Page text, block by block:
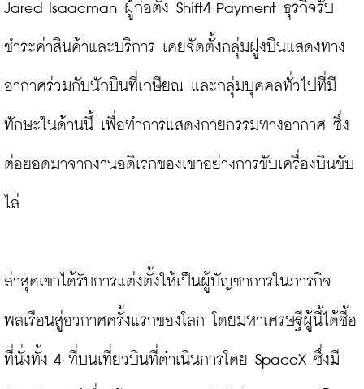
Jared Isaacman ผู้ก่อตั้ง Shift4 Payment ธุรกิจรับ
ชำระค่าสินค้าและบริการ เคยจัดตั้งกลุ่มฝูงบินแสดงทาง
อากาศร่วมกับนักบินที่เกษียณ และกลุ่มบุคคลทั่วไปที่มี
ทักษะในด้านนี้ เพื่อทำการแสดงกายกรรมทางอากาศ ซึ่ง
ต่อยอดมาจากงานอดิเรกของเขาอย่างการขับเครื่องบินขับ
ไล่
ล่าสุดเขาได้รับการแต่งตั้งให้เป็นผู้บัญชาการในภารกิจ
พลเรือนสู่อวกาศครั้งแรกของโลก โดยมหาเศรษฐีผู้นี้ได้ซื้อ
ที่นั่งทั้ง 4 ที่บนเที่ยวบินที่ดำเนินการโดย SpaceX ซึ่งมี